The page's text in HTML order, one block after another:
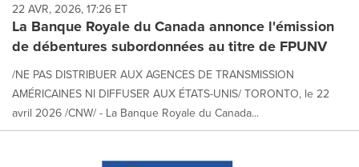
22 AVR, 2026, 17:26 ET
La Banque Royale du Canada annonce l'émission
de débentures subordonnées au titre de FPUNV
/NE PAS DISTRIBUER AUX AGENCES DE TRANSMISSION
AMÉRICAINES NI DIFFUSER AUX ÉTATS-UNIS/ TORONTO, le 22
avril 2026 /CNW/ - La Banque Royale du Canada...